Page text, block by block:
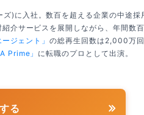
)に入社。数百を超える企業の中途採
介サービスを展開しながら、年間数
ージェント」の総再生回数は2,000万
Prime」 に転職のプロとして出演。
る